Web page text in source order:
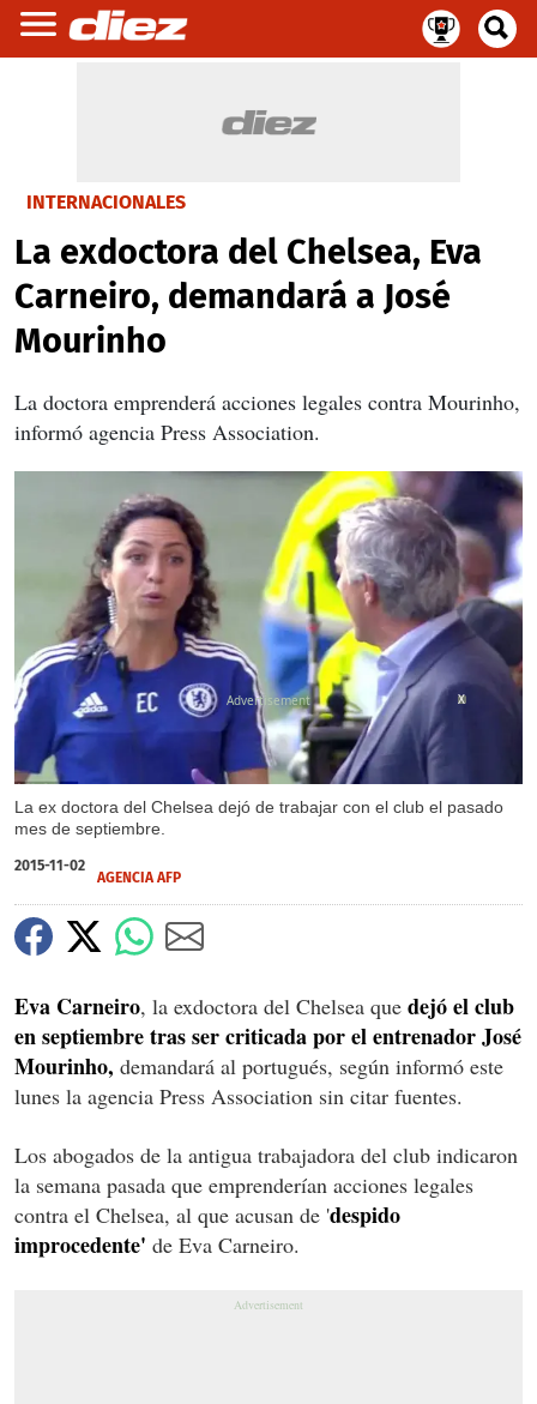
INTERNACIONALES
La exdoctora del Chelsea, Eva
Carneiro, demandará a José
Mourinho
La doctora emprenderá acciones legales contra Mourinho,
informó agencia Press Association.
La ex doctora del Chelsea dejó de trabajar con el club el pasado
mes de septiembre.
X
2015-11-02
AGENCIA AFP
Eva Carneiro, la exdoctora del Chelsea que dejó el club
en septiembre tras ser criticada por el entrenador José
Mourinho, demandará al portugués, según informó este
lunes la agencia Press Association sin citar fuentes.
Los abogados de la antigua trabajadora del club indicaron
la semana pasada que emprenderían acciones legales
contra el Chelsea, al que acusan de 'despido
improcedente' de Eva Carneiro.